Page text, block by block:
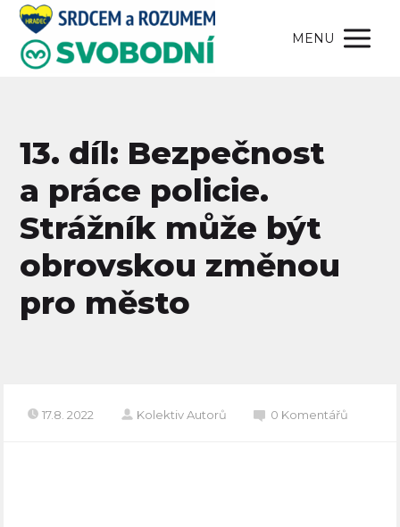
MENU
13. díl: Bezpečnost
a práce policie.
Strážník může být
obrovskou změnou
pro město
17.8. 2022 Kolektiv Autorů 0 Komentářů